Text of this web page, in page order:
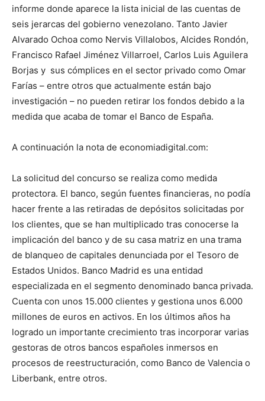
informe donde aparece la lista inicial de las cuentas de
seis jerarcas del gobierno venezolano. Tanto Javier
Alvarado Ochoa como Nervis Villalobos, Alcides Rondón,
Francisco Rafael Jiménez Villarroel, Carlos Luis Aguilera
Borjas y sus cómplices en el sector privado como Omar
Farías – entre otros que actualmente están bajo
investigación – no pueden retirar los fondos debido a la
medida que acaba de tomar el Banco de España.
A continuación la nota de economiadigital.com:
La solicitud del concurso se realiza como medida
protectora. El banco, según fuentes financieras, no podía
hacer frente a las retiradas de depósitos solicitadas por
los clientes, que se han multiplicado tras conocerse la
implicación del banco y de su casa matriz en una trama
de blanqueo de capitales denunciada por el Tesoro de
Estados Unidos. Banco Madrid es una entidad
especializada en el segmento denominado banca privada.
Cuenta con unos 15.000 clientes y gestiona unos 6.000
millones de euros en activos. En los últimos años ha
logrado un importante crecimiento tras incorporar varias
gestoras de otros bancos españoles inmersos en
procesos de reestructuración, como Banco de Valencia o
Liberbank, entre otros.